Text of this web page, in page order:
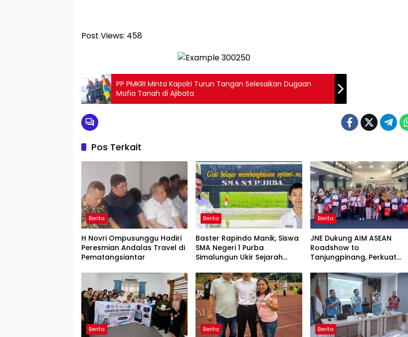
Post Views: 458
PP PMKRI Minta Kapolri Turun Tangan Selesaikan Dugaan
Mafia Tanah di Ajibata
Pos Terkait
Berita
H Novri Ompusunggu Hadiri
Peresmian Andalas Travel di
Pematangsiantar
Berita
Baster Rapindo Manik, Siswa
SMA Negeri 1 Purba
Simalungun Ukir Sejarah
Berita
JNE Dukung AIM ASEAN
Roadshow to
Tanjungpinang, Perkuat
Pemanfaatan Teknologi AI
Berita Berita Berita